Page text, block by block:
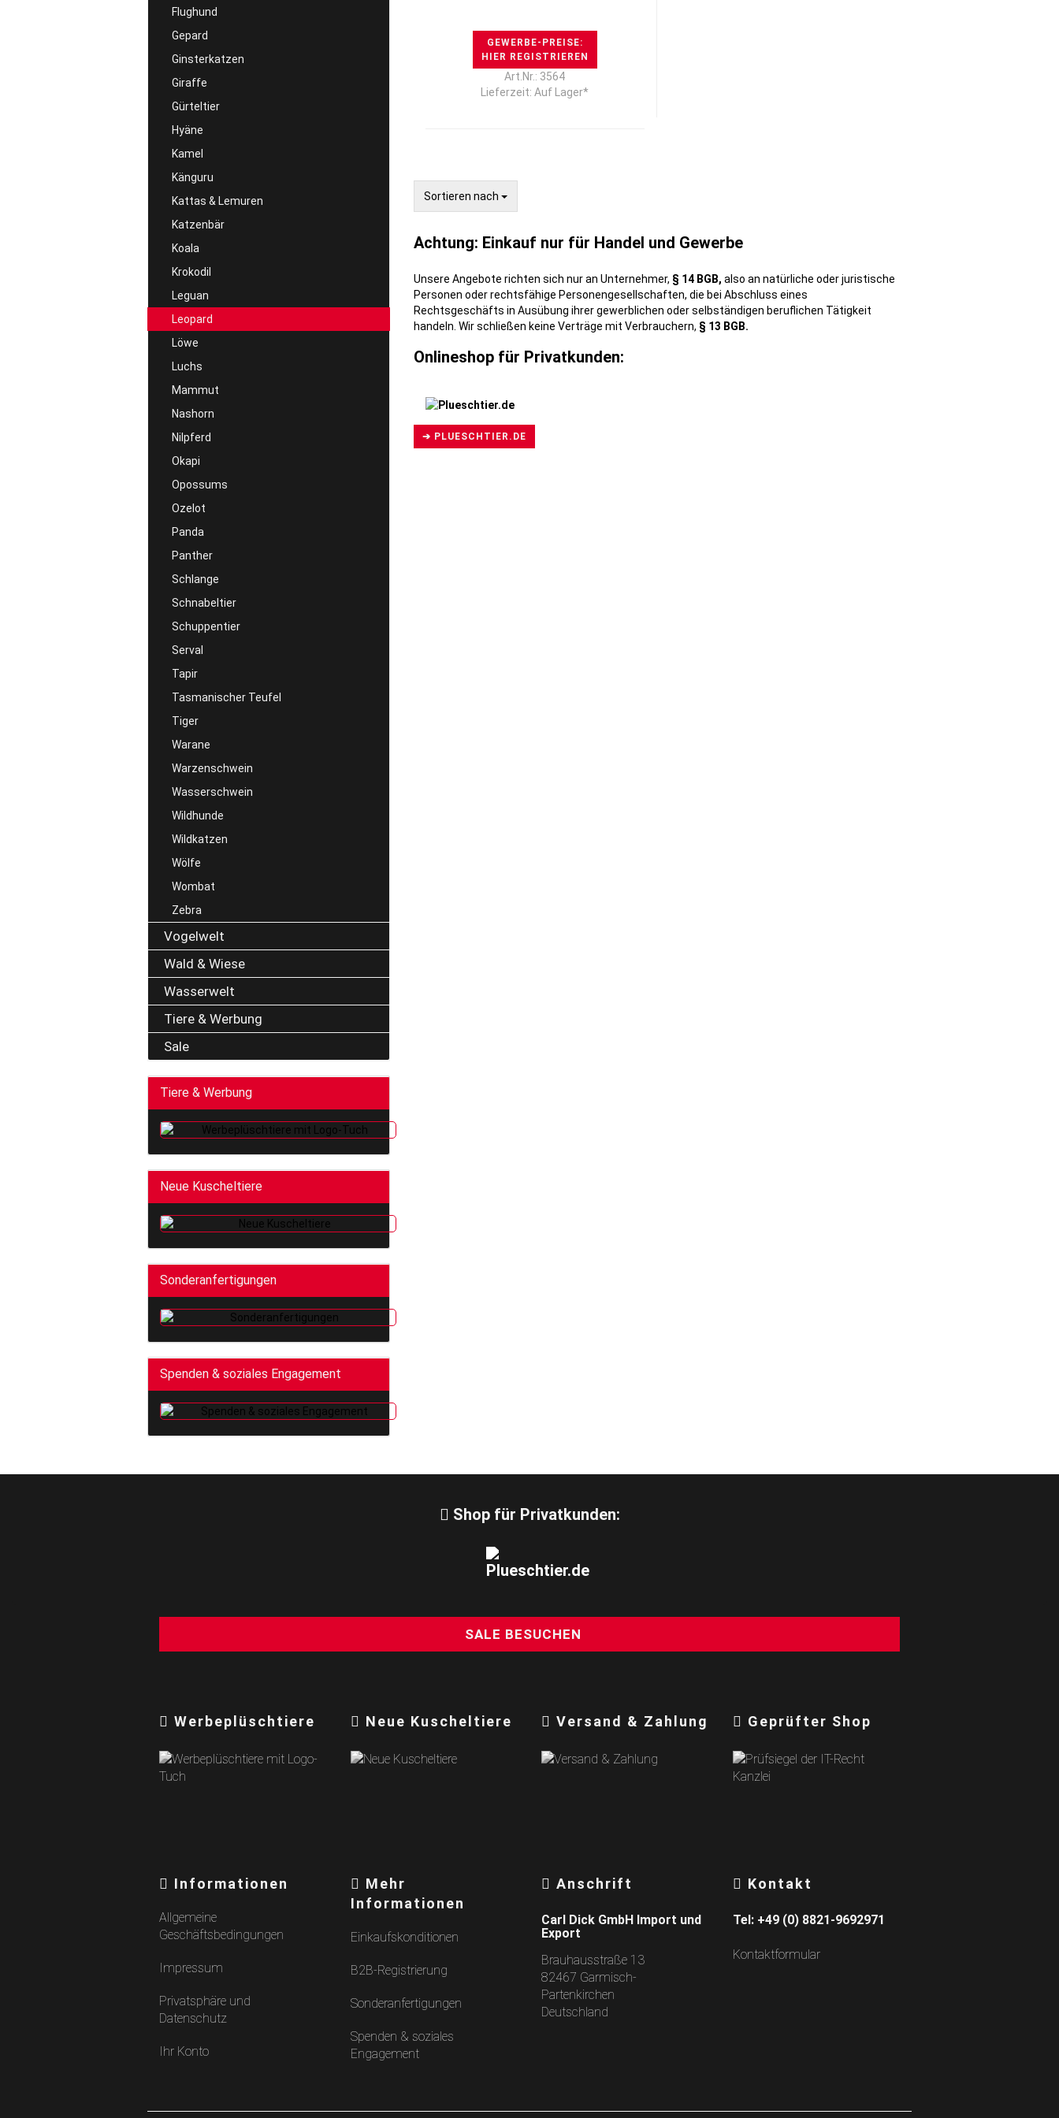
GEWERBE-PREISE:
HIER REGISTRIEREN
Art.Nr.: 3564
Lieferzeit: Auf Lager*
Sortieren nach
Sortieren nach
Achtung: Einkauf nur für Handel und Gewerbe
Unsere Angebote richten sich nur an Unternehmer, § 14 BGB, also an natürliche oder juristische
Personen oder rechtsfähige Personengesellschaften, die bei Abschluss eines
Rechtsgeschäfts in Ausübung ihrer gewerblichen oder selbständigen beruflichen Tätigkeit
handeln. Wir schließen keine Verträge mit Verbrauchern, § 13 BGB.
Onlineshop für Privatkunden:
➔ PLUESCHTIER.DE
Flughund
Gepard
Ginsterkatzen
Giraffe
Gürteltier
Hyäne
Kamel
Känguru
Kattas & Lemuren
Katzenbär
Koala
Krokodil
Leguan
Leopard
Löwe
Luchs
Mammut
Nashorn
Nilpferd
Okapi
Opossums
Ozelot
Panda
Panther
Schlange
Schnabeltier
Schuppentier
Serval
Tapir
Tasmanischer Teufel
Tiger
Warane
Warzenschwein
Wasserschwein
Wildhunde
Wildkatzen
Wölfe
Wombat
Zebra
Vogelwelt
Wald & Wiese
Wasserwelt
Tiere & Werbung
Sale
Tiere & Werbung
Neue Kuscheltiere
Sonderanfertigungen
Spenden & soziales Engagement
Shop für Privatkunden:
SALE BESUCHEN
Werbeplüschtiere Neue Kuscheltiere Versand & Zahlung Geprüfter Shop
Informationen
Allgemeine
Geschäftsbedingungen
Impressum
Privatsphäre und
Datenschutz
Ihr Konto
Mehr
Informationen
Einkaufskonditionen
B2B-Registrierung
Sonderanfertigungen
Spenden & soziales
Engagement
Anschrift
Carl Dick GmbH Import und
Export
Brauhausstraße 13
82467 Garmisch-
Partenkirchen
Deutschland
Kontakt
Tel: +49 (0) 8821-9692971
Kontaktformular